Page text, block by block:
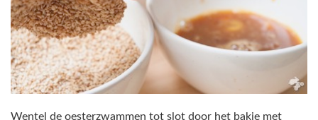
Wentel de oesterzwammen tot slot door het bakje met